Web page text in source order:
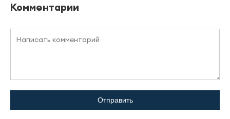
Комментарии
Отправить